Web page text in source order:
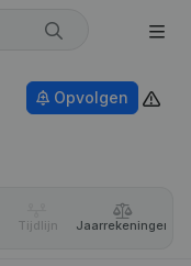
Opvolgen
Tijdlijn Jaar­rekeningen